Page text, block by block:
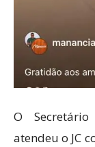
O
atendeu o JC